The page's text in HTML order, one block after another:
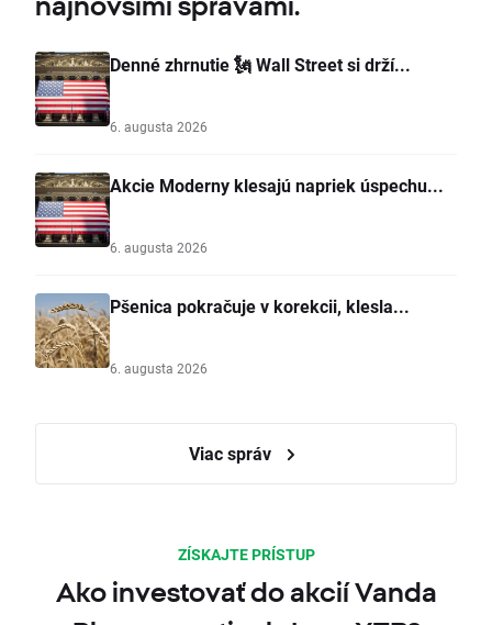
Denné zhrnutie 🗽 Wall Street si drží...
6. augusta 2026
Akcie Moderny klesajú napriek úspechu...
6. augusta 2026
Pšenica pokračuje v korekcii, klesla...
6. augusta 2026
Viac správ
ZÍSKAJTE PRÍSTUP
Ako investovať do akcií Vanda